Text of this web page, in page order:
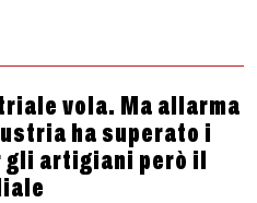
vola. Ma allarma
ha superato i
gli artigiani però il